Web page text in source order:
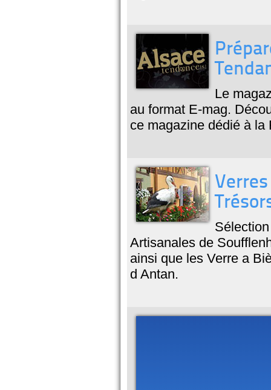
Le
au format E-mag.
ce magazine dédié à
Artisanales de
ainsi que les Verre a
d Antan.